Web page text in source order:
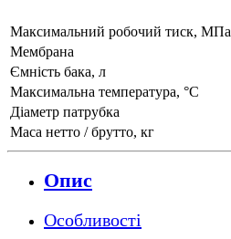
Максимальний робочий тиск, МПа
Мембрана
Ємність бака, л
Максимальна температура, °С
Діаметр патрубка
Маса нетто / брутто, кг
Опис
Особливості